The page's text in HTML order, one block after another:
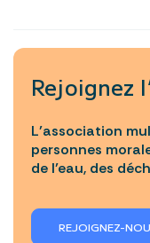
Rejoignez
L’association
personnes
de l’eau, des
REJOIGNEZ-